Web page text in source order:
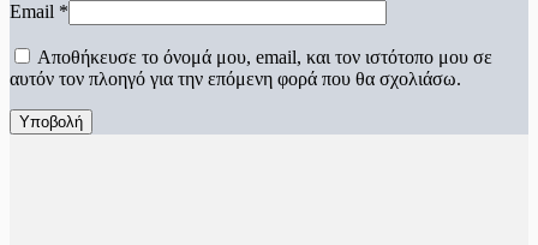
Email *
Αποθήκευσε το όνομά μου, email, και τον ιστότοπο μου σε
αυτόν τον πλοηγό για την επόμενη φορά που θα σχολιάσω.